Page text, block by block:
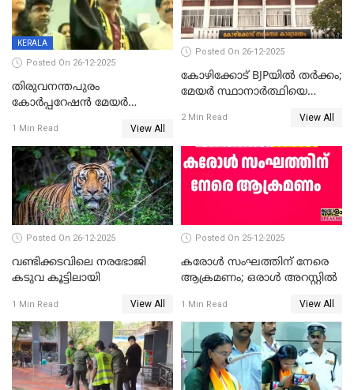
KERALA
Posted On 26-12-2025
തിരുവനന്തപുരം
കോര്‍പ്പറേഷന്‍ മേയര്‍
ഹൈക്കോടതിയിലേക്ക്;
സത്യപ്രതിജ്ഞ ചടങ്ങില്‍
ചട്ടലംഘനമെന്ന് പാർട്ടി
1 Min Read View All
Posted On 26-12-2025
കോഴിക്കോട് BJPയിൽ തർക്കം;
മേയർ സ്ഥാനാർത്ഥിയെ
2 Min Read View All
Posted On 26-12-2025
വണ്ടിക്കടവിലെ നരഭോജി
കടുവ കൂട്ടിലായി
1 Min Read View All
Posted On 25-12-2025
കരോള്‍ സംഘത്തിന് നേരെ
ആക്രമണം; ഒരാള്‍ അറസ്റ്റില്‍
1 Min Read View All